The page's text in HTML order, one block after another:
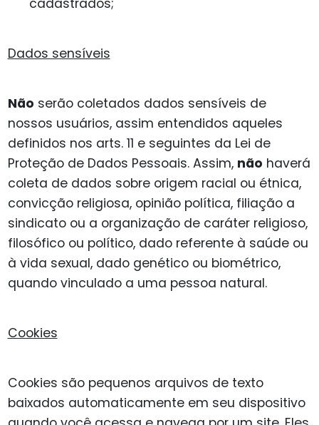
Dados sensíveis
Não serão coletados dados sensíveis de
nossos usuários, assim entendidos aqueles
definidos nos arts. 11 e seguintes da Lei de
Proteção de Dados Pessoais. Assim, não haverá
coleta de dados sobre origem racial ou étnica,
convicção religiosa, opinião política, filiação a
sindicato ou a organização de caráter religioso,
filosófico ou político, dado referente à saúde ou
à vida sexual, dado genético ou biométrico,
quando vinculado a uma pessoa natural.
Cookies
Cookies são pequenos arquivos de texto
baixados automaticamente em seu dispositivo